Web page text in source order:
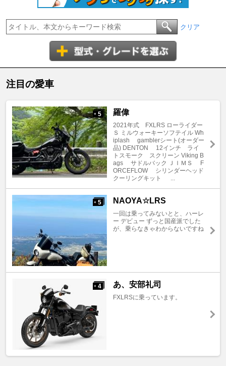
クリア
注目の愛車
+ 5 羅偉
2021年式 FXLRS ローライダー
Ｓ ミルウォーキーソフテイル Wh
iplash gamblerシート(オーダー
品) DENTON 12インチ ライ
トスモーク スクリーン Viking B
ags サドルバック ＪＩＭＳ F
ORCEFLOW シリンダーヘッド
クーリングキット ...
+ 5 NAOYA☆LRS
一回は乗ってみないとと、ハーレ
ー デビュー ずっと国産派でした
が、乗らなきゃわからないですね
+ 4 あ、安部礼司
FXLRSに乗っています。